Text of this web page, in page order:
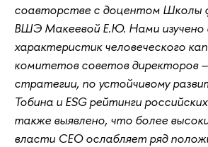
соавторстве с доцентом Школы
ВШЭ Макеевой Е.Ю. Нами изучено
характеристик человеческого
комитетов советов директоров
стратегии, по устойчивому
Тобина и ESG рейтинги
также выявлено, что более
власти CEO ослабляет ряд